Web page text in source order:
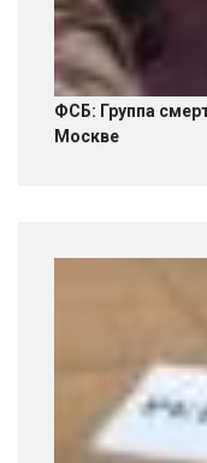
ФСБ: Группа
Москве